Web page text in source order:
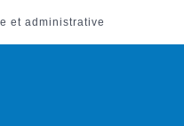
et administrative